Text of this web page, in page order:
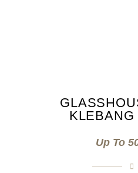
Up To